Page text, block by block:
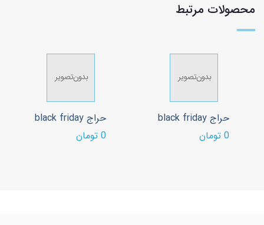
محصولات مرتبط
حراج black friday
0 تومان
حراج black friday
0 تومان